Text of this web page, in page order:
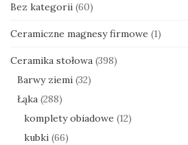
Bez kategorii (60)
Ceramiczne magnesy firmowe (1)
Ceramika stołowa (398)
Barwy ziemi (32)
Łąka (288)
komplety obiadowe (12)
kubki (66)